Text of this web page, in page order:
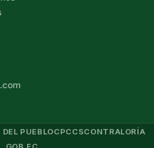
PUEBLOCPCCSCONTRALORÍA